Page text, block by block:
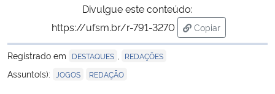
Divulgue este conteúdo:
https://ufsm.br/r-791-3270
Copiar
para área de
Registrado em
DESTAQUES REDAÇÕES
Assunto(s): JOGOS REDAÇÃO